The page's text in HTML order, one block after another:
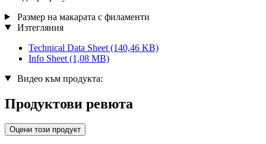
Размер на макарата с филаменти
Изтегляния
Technical Data Sheet (140,46 KB)
Info Sheet (1,08 MB)
Видео към продукта:
Продуктови ревюта
Оцени този продукт